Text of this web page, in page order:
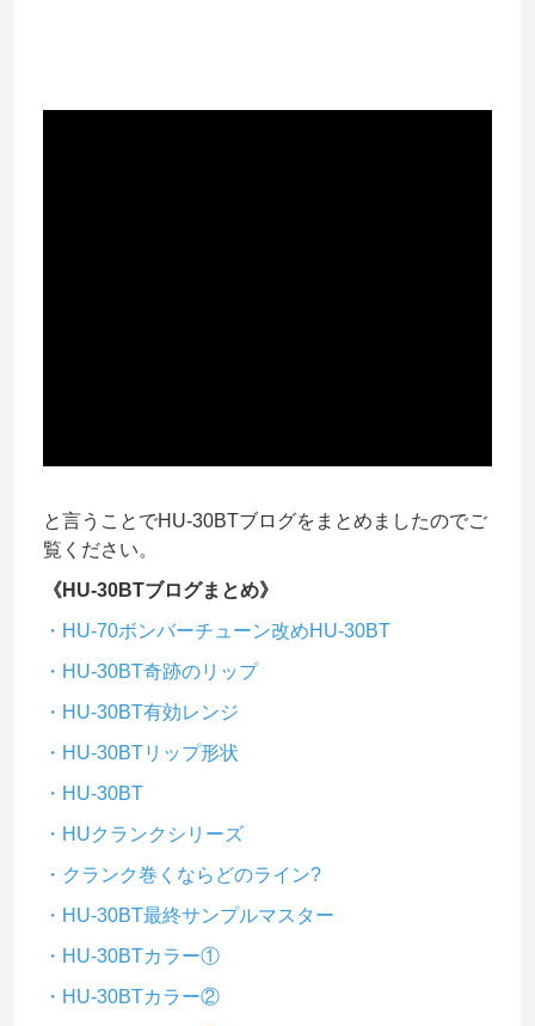
と言うことでHU-30BTブログをまとめましたのでご
覧ください。
《HU-30BTブログまとめ》
・HU-70ボンバーチューン改めHU-30BT
・HU-30BT奇跡のリップ
・HU-30BT有効レンジ
・HU-30BTリップ形状
・HU-30BT
・HUクランクシリーズ
・クランク巻くならどのライン?
・HU-30BT最終サンプルマスター
・HU-30BTカラー①
・HU-30BTカラー②